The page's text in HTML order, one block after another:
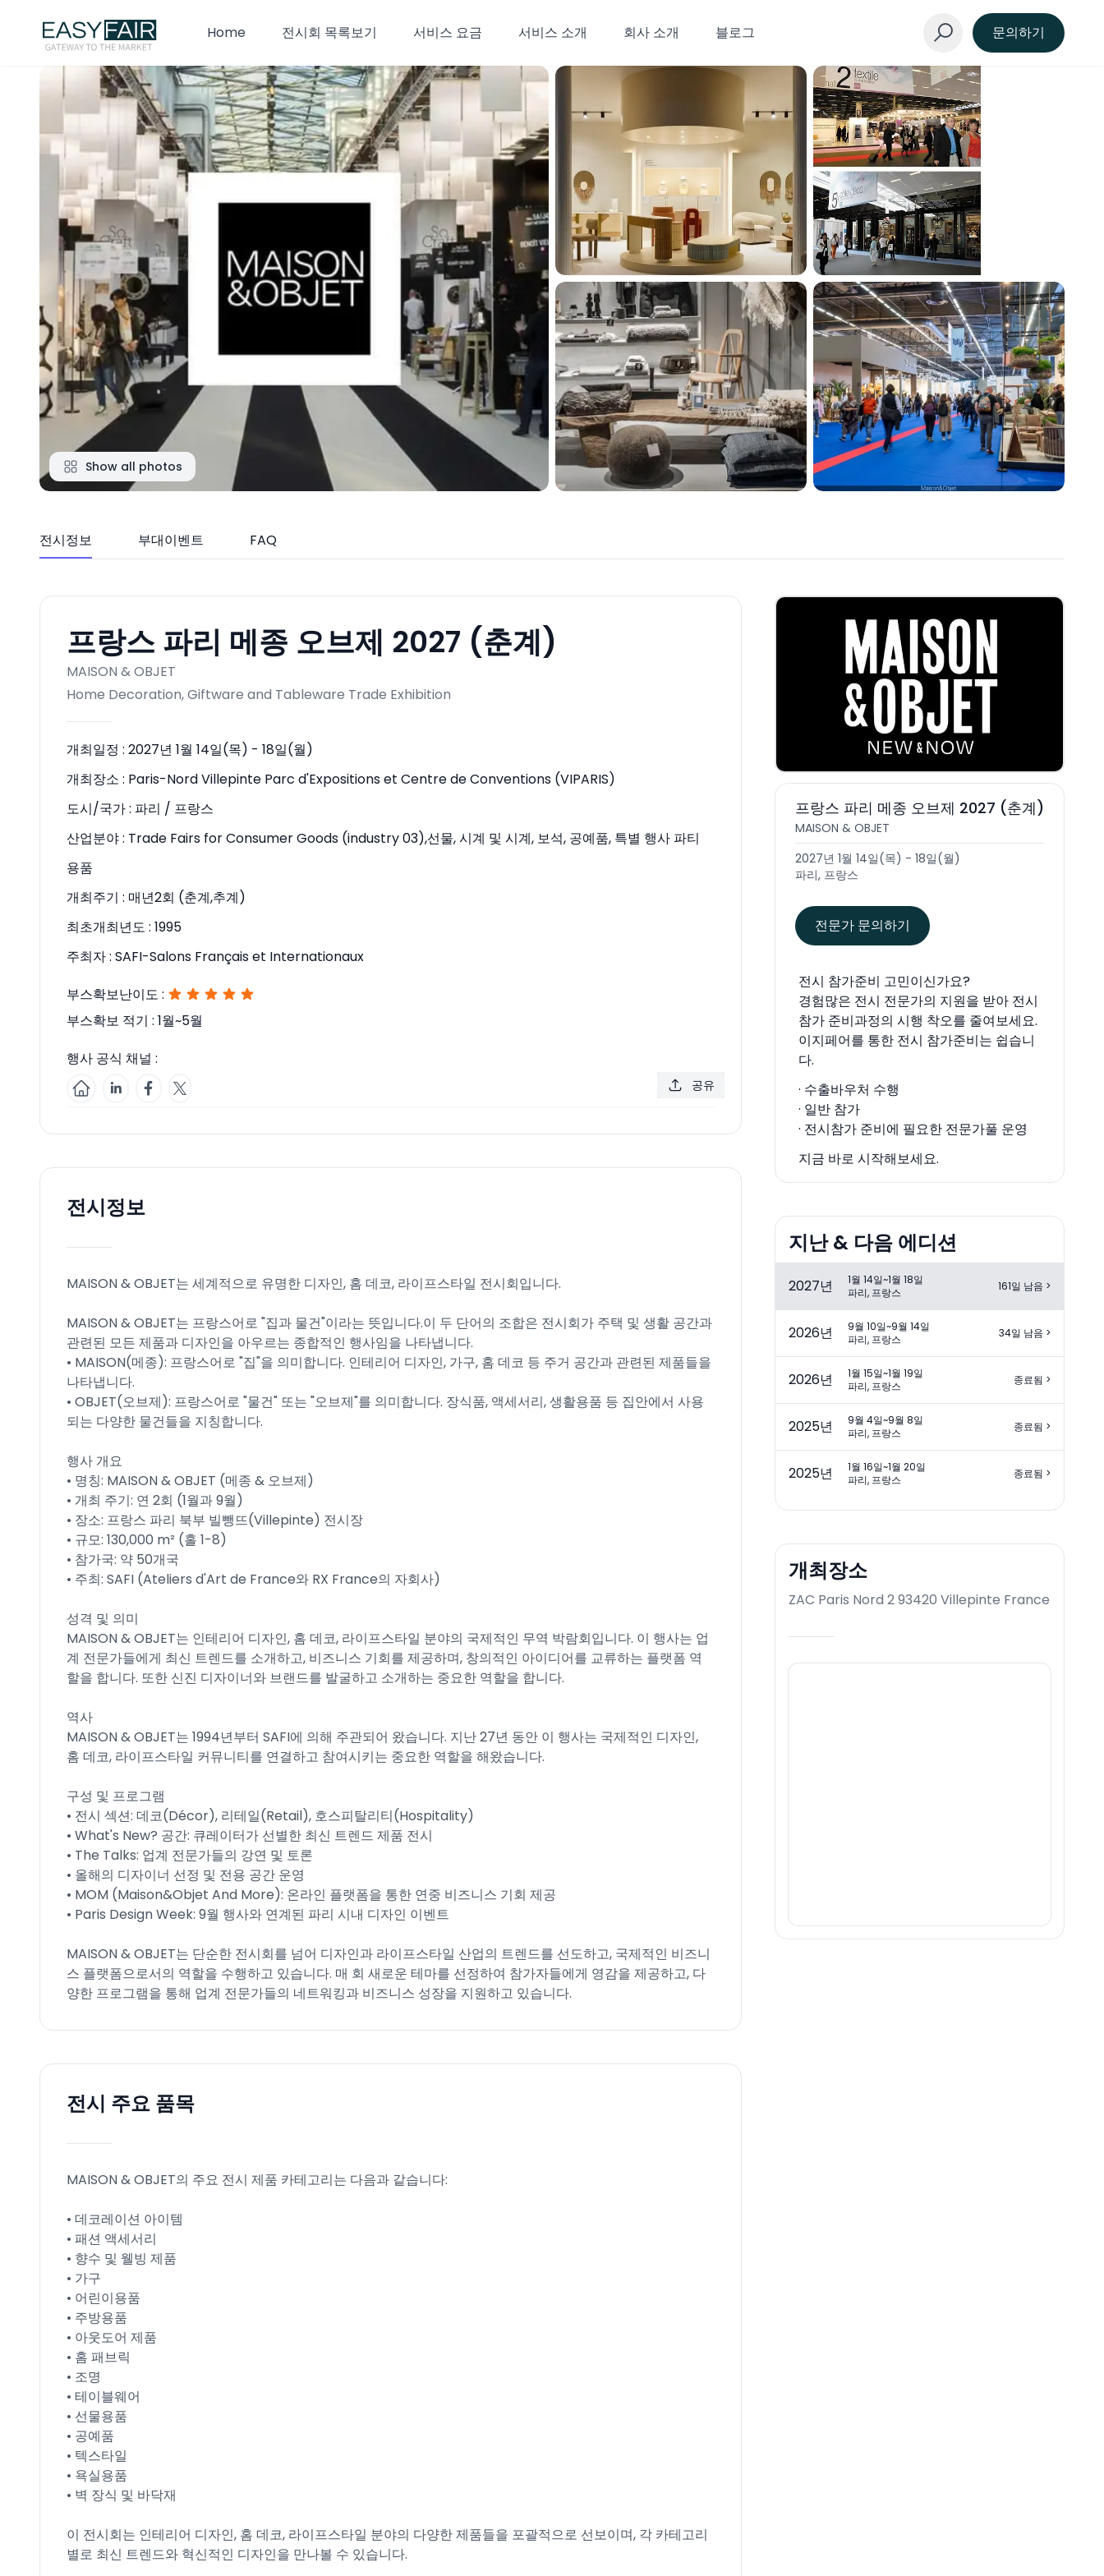
Home 전시회 목록보기 서비스 요금 서비스 소개 회사 소개 블로그 문의하기
Show all photos
전시정보 부대이벤트 FAQ
공유
프랑스 파리 메종 오브제 2027 (춘계)
MAISON & OBJET
Home Decoration, Giftware and Tableware Trade Exhibition
개최일정 : 2027년 1월 14일(목) - 18일(월)
개최장소 : Paris-Nord Villepinte Parc d'Expositions et Centre de Conventions (VIPARIS)
도시/국가 : 파리 / 프랑스
산업분야 : Trade Fairs for Consumer Goods (industry 03),선물, 시계 및 시계, 보석, 공예품, 특별 행사 파티
용품
개최주기 : 매년2회 (춘계,추계)
최초개최년도 : 1995
주최자 : SAFI-Salons Français et Internationaux
부스확보난이도 :
부스확보 적기 : 1월~5월
행사 공식 채널 :
전시정보
MAISON & OBJET는 세계적으로 유명한 디자인, 홈 데코, 라이프스타일 전시회입니다.
MAISON & OBJET는 프랑스어로 "집과 물건"이라는 뜻입니다.이 두 단어의 조합은 전시회가 주택 및 생활 공간과
관련된 모든 제품과 디자인을 아우르는 종합적인 행사임을 나타냅니다.
• MAISON(메종): 프랑스어로 "집"을 의미합니다. 인테리어 디자인, 가구, 홈 데코 등 주거 공간과 관련된 제품들을
나타냅니다.
• OBJET(오브제): 프랑스어로 "물건" 또는 "오브제"를 의미합니다. 장식품, 액세서리, 생활용품 등 집안에서 사용
되는 다양한 물건들을 지칭합니다.
행사 개요
• 명칭: MAISON & OBJET (메종 & 오브제)
• 개최 주기: 연 2회 (1월과 9월)
• 장소: 프랑스 파리 북부 빌뺑뜨(Villepinte) 전시장
• 규모: 130,000 m² (홀 1-8)
• 참가국: 약 50개국
• 주최: SAFI (Ateliers d'Art de France와 RX France의 자회사)
성격 및 의미
MAISON & OBJET는 인테리어 디자인, 홈 데코, 라이프스타일 분야의 국제적인 무역 박람회입니다. 이 행사는 업
계 전문가들에게 최신 트렌드를 소개하고, 비즈니스 기회를 제공하며, 창의적인 아이디어를 교류하는 플랫폼 역
할을 합니다. 또한 신진 디자이너와 브랜드를 발굴하고 소개하는 중요한 역할을 합니다.
역사
MAISON & OBJET는 1994년부터 SAFI에 의해 주관되어 왔습니다. 지난 27년 동안 이 행사는 국제적인 디자인,
홈 데코, 라이프스타일 커뮤니티를 연결하고 참여시키는 중요한 역할을 해왔습니다.
구성 및 프로그램
• 전시 섹션: 데코(Décor), 리테일(Retail), 호스피탈리티(Hospitality)
• What's New? 공간: 큐레이터가 선별한 최신 트렌드 제품 전시
• The Talks: 업계 전문가들의 강연 및 토론
• 올해의 디자이너 선정 및 전용 공간 운영
• MOM (Maison&Objet And More): 온라인 플랫폼을 통한 연중 비즈니스 기회 제공
• Paris Design Week: 9월 행사와 연계된 파리 시내 디자인 이벤트
MAISON & OBJET는 단순한 전시회를 넘어 디자인과 라이프스타일 산업의 트렌드를 선도하고, 국제적인 비즈니
스 플랫폼으로서의 역할을 수행하고 있습니다. 매 회 새로운 테마를 선정하여 참가자들에게 영감을 제공하고, 다
양한 프로그램을 통해 업계 전문가들의 네트워킹과 비즈니스 성장을 지원하고 있습니다.
전시 주요 품목
MAISON & OBJET의 주요 전시 제품 카테고리는 다음과 같습니다:
• 데코레이션 아이템
• 패션 액세서리
• 향수 및 웰빙 제품
• 가구
• 어린이용품
• 주방용품
• 아웃도어 제품
• 홈 패브릭
• 조명
• 테이블웨어
• 선물용품
• 공예품
• 텍스타일
• 욕실용품
• 벽 장식 및 바닥재
이 전시회는 인테리어 디자인, 홈 데코, 라이프스타일 분야의 다양한 제품들을 포괄적으로 선보이며, 각 카테고리
별로 최신 트렌드와 혁신적인 디자인을 만나볼 수 있습니다.
프랑스 파리 메종 오브제 2027 (춘계)
MAISON & OBJET
2027년 1월 14일(목) - 18일(월)
파리, 프랑스
전문가 문의하기
전시 참가준비 고민이신가요?
경험많은 전시 전문가의 지원을 받아 전시
참가 준비과정의 시행 착오를 줄여보세요.
이지페어를 통한 전시 참가준비는 쉽습니
다.
· 수출바우처 수행
· 일반 참가
· 전시참가 준비에 필요한 전문가풀 운영
지금 바로 시작해보세요.
지난 & 다음 에디션
2027년
1월 14일~1월 18일
파리, 프랑스
161일 남음 >
2026년
9월 10일~9월 14일
파리, 프랑스
34일 남음 >
2026년
1월 15일~1월 19일
파리, 프랑스
종료됨 >
2025년
9월 4일~9월 8일
파리, 프랑스
종료됨 >
2025년
1월 16일~1월 20일
파리, 프랑스
종료됨 >
개최장소
ZAC Paris Nord 2 93420 Villepinte France